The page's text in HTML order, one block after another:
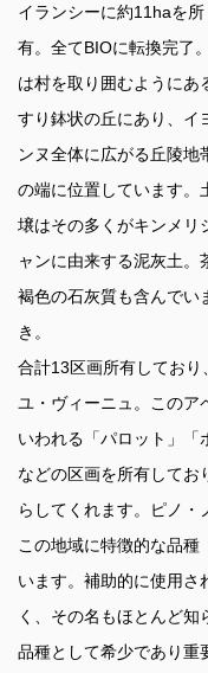
イランシーに約11haを所
有。全てBIOに転換完了
は村を取り囲むようにあ
すり鉢状の丘にあり、イ
ンヌ全体に広がる丘陵地
の端に位置しています。
壌はその多くがキンメリ
ャンに由来する泥灰土。
褐色の石灰質も含んでい
き。
合計13区画所有してお
ユ・ヴィーニュ。このア
いわれる「パロット」「
などの区画を所有してお
らしてくれます。ピノ・
この地域に特徴的な品種
います。補助的に使用さ
く、その名もほとんど
品種として希少であり重